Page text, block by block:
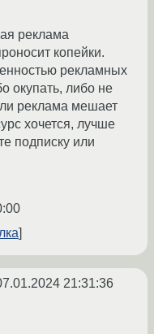
реклама
копейки.
рекламных
окупать, либо не
реклама мешает
хочется, лучше
подписку или
21:31:36